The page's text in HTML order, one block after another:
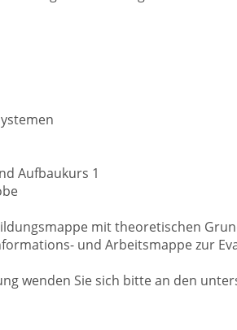
Aufbaukurs 1
mit theoretischen
und Arbeitsmappe zur
wenden Sie sich bitte an den